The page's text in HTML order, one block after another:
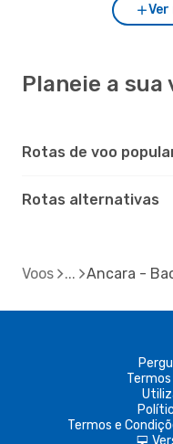
Planeie a sua
Rotas de voo
Rotas alternativas
Voos Ancara -
Termos e